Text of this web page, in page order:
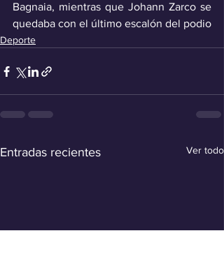
Bagnaia, mientras que Johann Zarco se
quedaba con el último escalón del podio
Deporte
Entradas recientes Ver todo